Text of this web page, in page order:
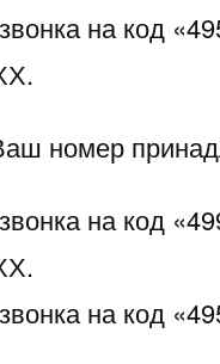
на код
номер
на код
на код